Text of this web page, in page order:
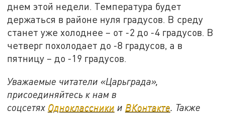
днем этой недели. Температура будет
держаться в районе нуля градусов. В среду
станет уже холоднее – от -2 до -4 градусов. В
четверг похолодает до -8 градусов, а в
пятницу – до -19 градусов.
Уважаемые читатели «Царьграда»,
присоединяйтесь к нам в
соцсетях Одноклассники и ВКонтакте. Также